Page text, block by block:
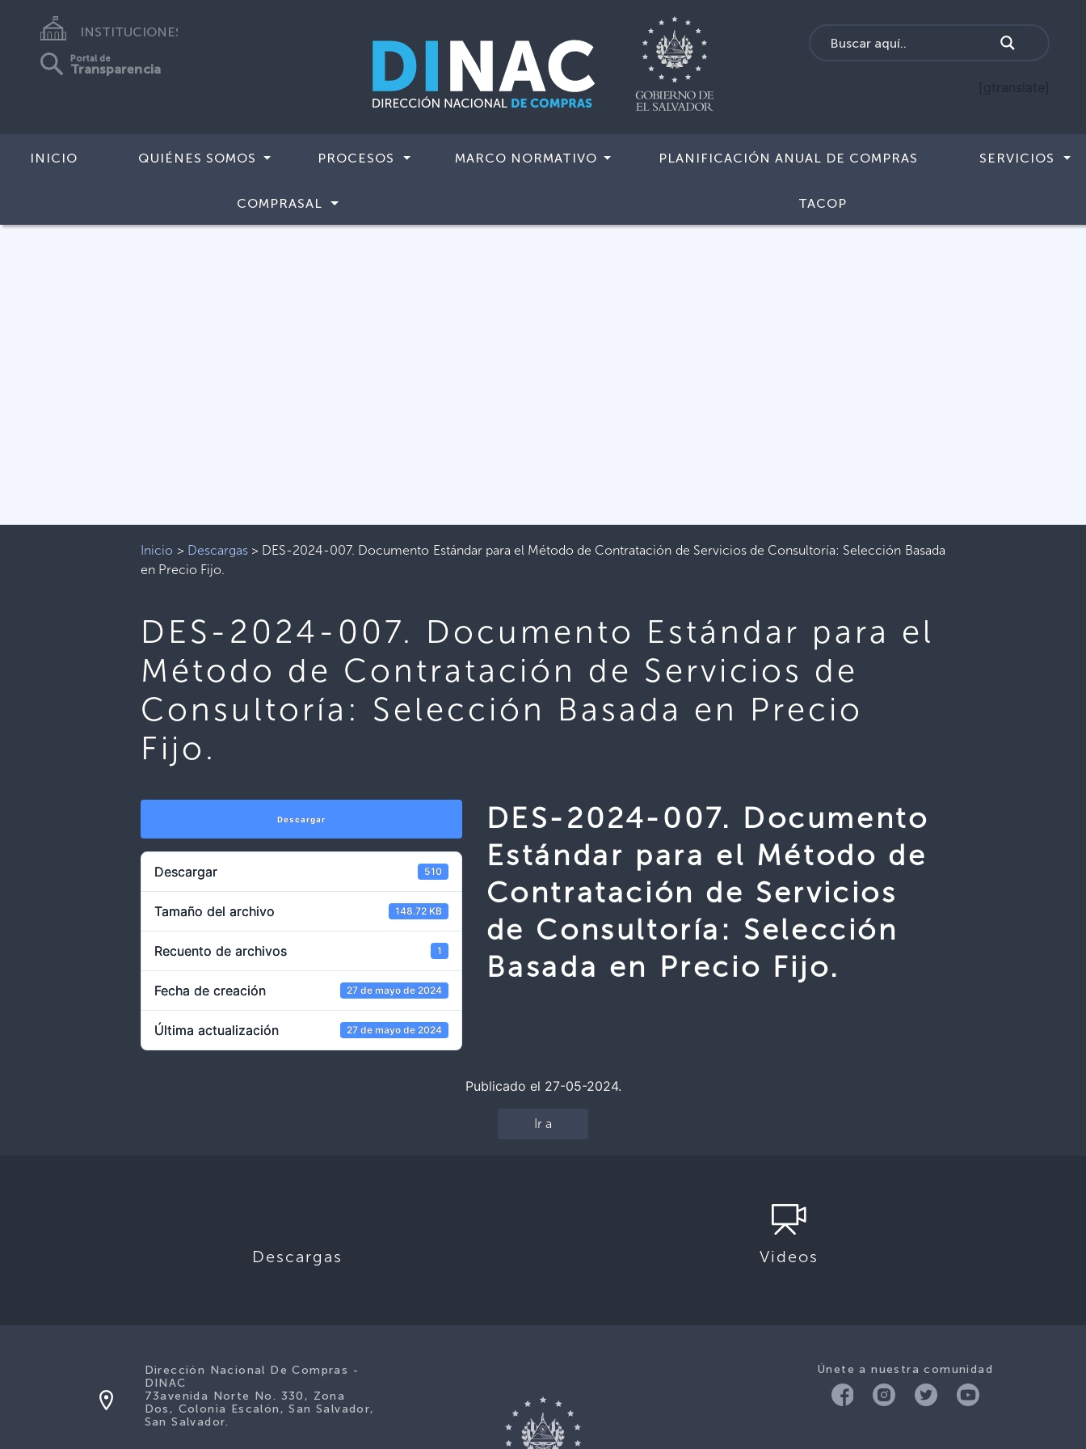
INSTITUCIONES
Portal de
Transparencia
[gtranslate]
INICIO QUIÉNES SOMOS PROCESOS MARCO NORMATIVO PLANIFICACIÓN ANUAL DE COMPRAS SERVICIOS
COMPRASAL TACOP
Inicio > Descargas> DES-2024-007. Documento Estándar para el Método de Contratación de Servicios de Consultoría: Selección Basada
en Precio Fijo.
DES-2024-007. Documento Estándar para el
Método de Contratación de Servicios de
Consultoría: Selección Basada en Precio
Fijo.
Descargar
Descargar 510
Tamaño del archivo 148.72 KB
Recuento de archivos 1
Fecha de creación 27 de mayo de 2024
Última actualización 27 de mayo de 2024
DES-2024-007. Documento
Estándar para el Método de
Contratación de Servicios
de Consultoría: Selección
Basada en Precio Fijo.
Publicado el 27-05-2024.
Ir a
Descargas Videos
Únete a nuestra comunidad
Dirección Nacional De Compras -
DINAC
73avenida Norte No. 330, Zona
Dos, Colonia Escalón, San Salvador,
San Salvador.